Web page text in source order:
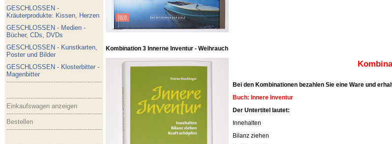
GESCHLOSSEN -
Kräuterprodukte: Kissen, Herzen
GESCHLOSSEN - Medien -
Bücher, CDs, DVDs
GESCHLOSSEN - Kunstkarten,
Poster und Bilder
GESCHLOSSEN - Klosterbitter -
Magenbitter
Einkaufswagen anzeigen
Bestellen
Kombination 3 Innerne Inventur - Weihrauch
Bei den Kombinationen bezahlen Sie eine Ware und
Buch: Innere Inventur
Der Untertitel lautet:
Innehalten
Bilanz ziehen